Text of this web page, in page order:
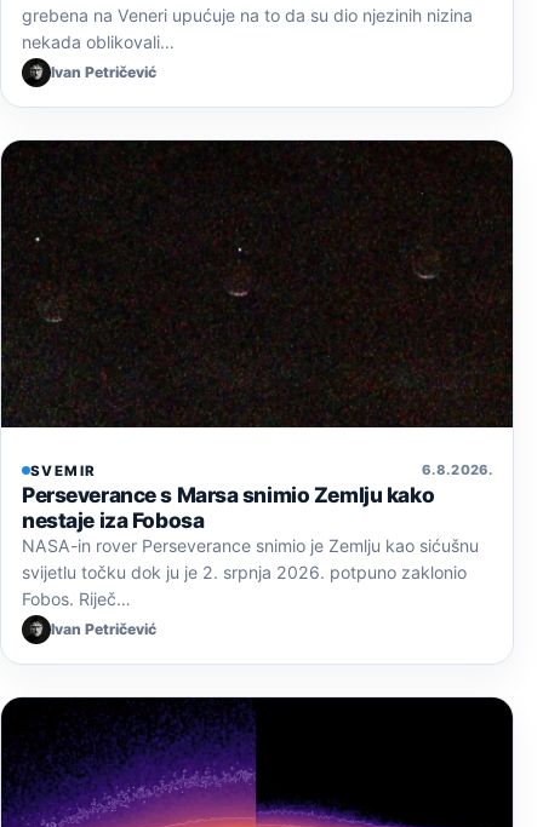
grebena na Veneri upućuje na to da su dio njezinih nizina
nekada oblikovali…
Ivan Petričević
SVEMIR 6. 8. 2026.
Perseverance s Marsa snimio Zemlju kako
nestaje iza Fobosa
NASA-in rover Perseverance snimio je Zemlju kao sićušnu
svijetlu točku dok ju je 2. srpnja 2026. potpuno zaklonio
Fobos. Riječ…
Ivan Petričević